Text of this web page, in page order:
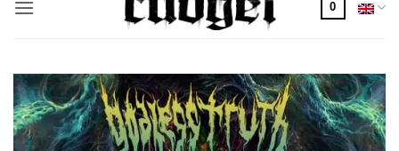
content
0